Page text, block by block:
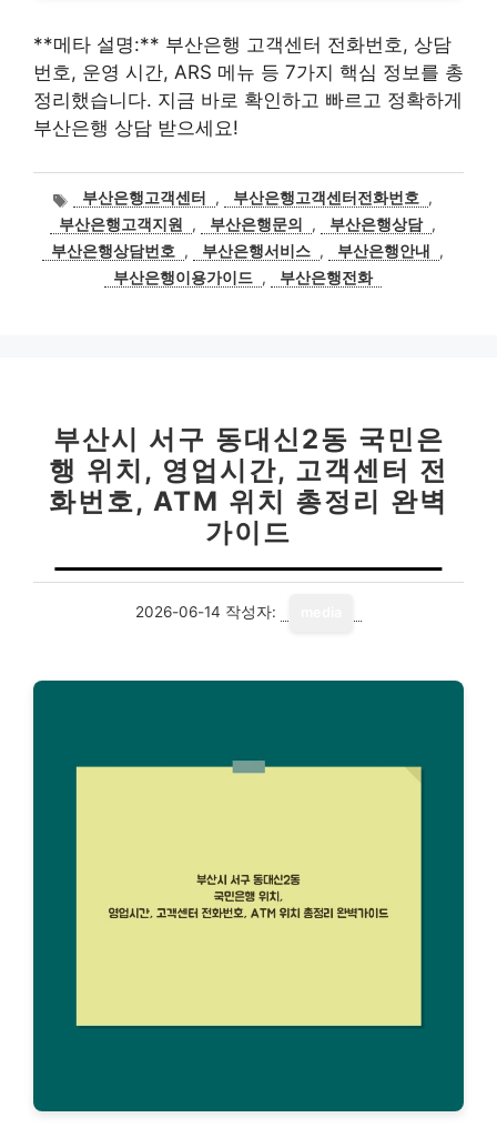
**메타 설명:** 부산은행 고객센터 전화번호, 상담
번호, 운영 시간, ARS 메뉴 등 7가지 핵심 정보를 총
정리했습니다. 지금 바로 확인하고 빠르고 정확하게
부산은행 상담 받으세요!
태
그
부산은행고객센터 , 부산은행고객센터전화번호
,
부산은행고객지원
, 부산은행문의 , 부산은행상담 ,
부산은행상담번호
, 부산은행서비스 , 부산은행안내
,
부산은행이용가이드 , 부산은행전화
부산시 서구 동대신2동 국민은
행 위치, 영업시간, 고객센터 전
화번호, ATM 위치 총정리 완벽
가이드
2026-06-14 작성자: